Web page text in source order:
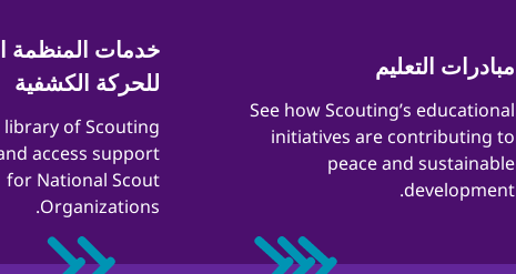
مبادرات التعليم
​​See how Scouting’s educational
initiatives are contributing to
peace and sustainable
development.
خدمات المنظمة
للحركة الكشفية
library of Scouting
access support
for National Scout
Organizations.